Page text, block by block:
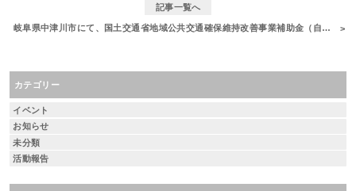
記事一覧へ
岐阜県中津川市にて、国土交通省地域公共交通確保維持改善事業補助金（自動運転実証調査事業）の実証実験を実施しました。
カテゴリー
イベント
お知らせ
未分類
活動報告